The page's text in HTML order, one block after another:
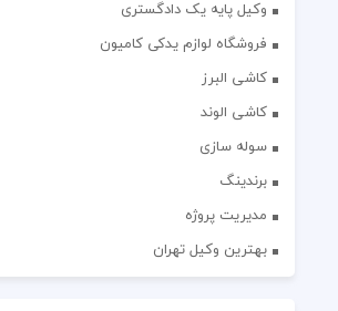
وکیل پایه یک دادگستری
فروشگاه لوازم یدکی کامیون
کاشی البرز
کاشی الوند
سوله سازی
برندینگ
مدیریت پروژه
بهترین وکیل تهران